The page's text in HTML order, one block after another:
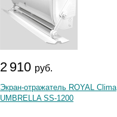
2 910 руб.
Экран-отражатель ROYAL Clima
UMBRELLA SS-1200